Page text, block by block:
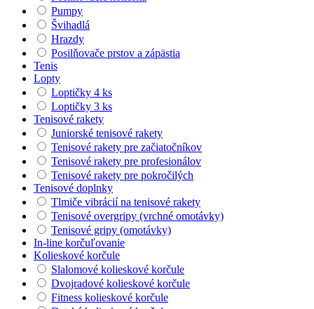
Pumpy
Švihadlá
Hrazdy
Posilňovače prstov a zápästia
Tenis
Lopty
Loptičky 4 ks
Loptičky 3 ks
Tenisové rakety
Juniorské tenisové rakety
Tenisové rakety pre začiatočníkov
Tenisové rakety pre profesionálov
Tenisové rakety pre pokročilých
Tenisové doplnky
Tlmiče vibrácií na tenisové rakety
Tenisové overgripy (vrchné omotávky)
Tenisové gripy (omotávky)
In-line korčuľovanie
Kolieskové korčule
Slalomové kolieskové korčule
Dvojradové kolieskové korčule
Fitness kolieskové korčule